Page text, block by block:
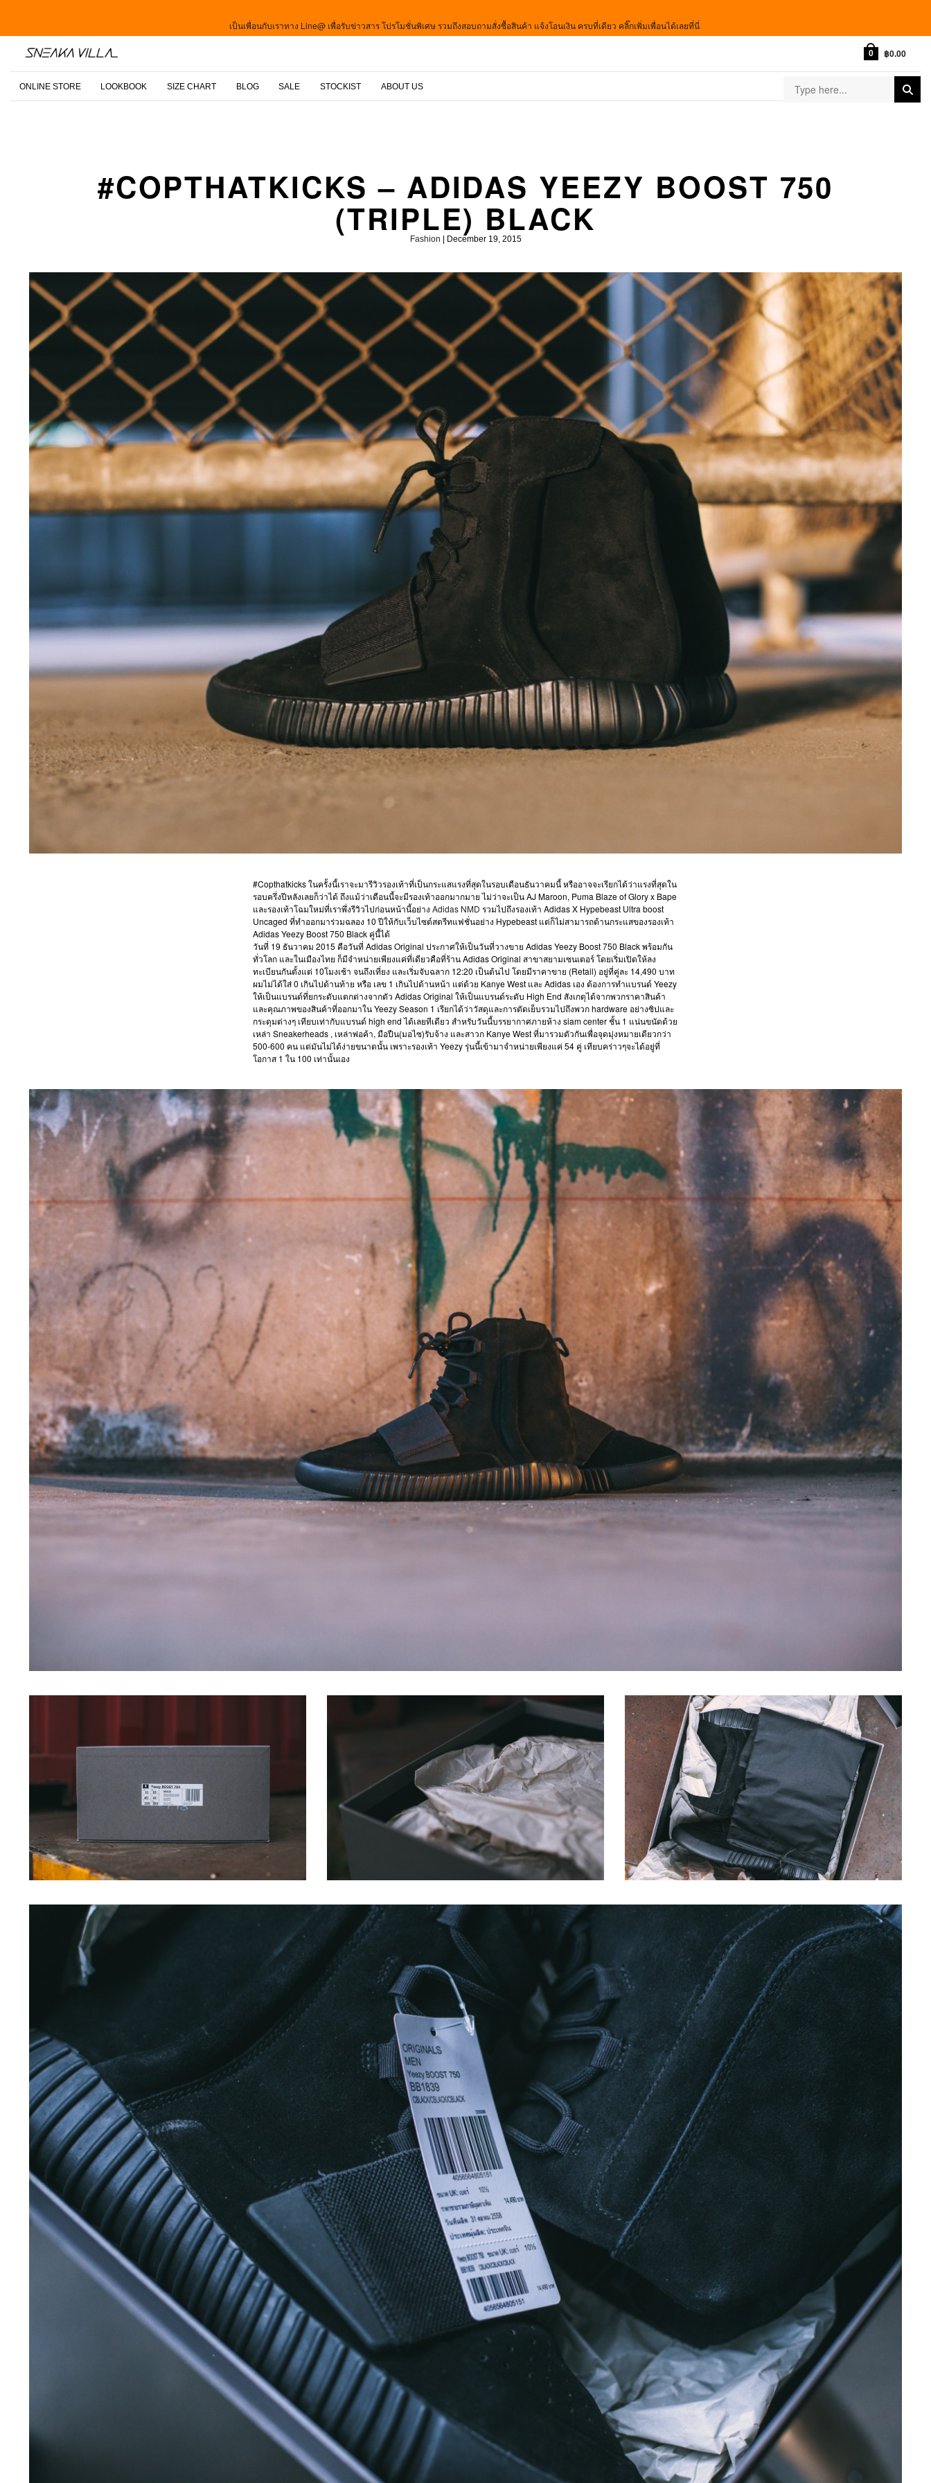
เป็นเพื่อนกับเราทาง Line@ เพื่อรับข่าวสาร โปรโมชั่นพิเศษ รวมถึงสอบถามสั่งซื้อสินค้า แจ้งโอนเงิน ครบที่เดียว คลิ๊กเพิ่มเพื่อนได้เลยที่นี่
0 ฿0.00
ONLINE STORE LOOKBOOK SIZE CHART BLOG SALE STOCKIST ABOUT US
#COPTHATKICKS – ADIDAS YEEZY BOOST 750
(TRIPLE) BLACK
Fashion | December 19, 2015
#Copthatkicks ในครั้งนี้เราจะมารีวิวรองเท้าที่เป็นกระแสแรงที่สุดในรอบเดือนธันวาคมนี้ หรืออาจจะเรียกได้ว่าแรงที่สุดใน
รอบครึ่งปีหลังเลยก็ว่าได้ ถึงแม้ว่าเดือนนี้จะมีรองเท้าออกมากมาย ไม่ว่าจะเป็น AJ Maroon, Puma Blaze of Glory x Bape
และรองเท้าโฉมใหม่ที่เราพึ่งรีวิวไปก่อนหน้านี้อย่าง Adidas NMD รวมไปถึงรองเท้า Adidas X Hypebeast Ultra boost
Uncaged ที่ทำออกมาร่วมฉลอง 10 ปีให้กับเว็บไซต์สตรีทแฟชั่นอย่าง Hypebeast แต่ก็ไม่สามารถต้านกระแสของรองเท้า
Adidas Yeezy Boost 750 Black คู่นี้ได้
วันที่ 19 ธันวาคม 2015 คือวันที่ Adidas Original ประกาศให้เป็นวันที่วางขาย Adidas Yeezy Boost 750 Black พร้อมกัน
ทั่วโลก และในเมืองไทย ก็มีจำหน่ายเพียงแค่ที่เดียวคือที่ร้าน Adidas Original สาขาสยามเซนเตอร์ โดยเริ่มเปิดให้ลง
ทะเบียนกันตั้งแต่ 10โมงเช้า จนถึงเที่ยง และเริ่มจับฉลาก 12:20 เป็นต้นไป โดยมีราคาขาย (Retail) อยู่ที่คู่ละ 14,490 บาท
ผมไม่ได้ใส่ 0 เกินไปด้านท้าย หรือ เลข 1 เกินไปด้านหน้า แต่ด้วย Kanye West และ Adidas เอง ต้องการทำแบรนด์ Yeezy
ให้เป็นแบรนด์ที่ยกระดับแตกต่างจากตัว Adidas Original ให้เป็นแบรนด์ระดับ High End สังเกตุได้จากพวกราคาสินค้า
และคุณภาพของสินค้าที่ออกมาใน Yeezy Season 1 เรียกได้ว่าวัสดุและการตัดเย็บรวมไปถึงพวก hardware อย่างซิปและ
กระดุมต่างๆ เทียบเท่ากับแบรนด์ high end ได้เลยทีเดียว สำหรับวันนี้บรรยากาศภายห้าง siam center ชั้น 1 แน่นขนัดด้วย
เหล่า Sneakerheads , เหล่าพ่อค้า, มือปืน(มอไซ)รับจ้าง และสาวก Kanye West ที่มารวมตัวกันเพื่อจุดมุ่งหมายเดียวกว่า
500-600 คน แต่มันไม่ได้ง่ายขนาดนั้น เพราะรองเท้า Yeezy รุ่นนี้เข้ามาจำหน่ายเพียงแค่ 54 คู่ เทียบคร่าวๆจะได้อยู่ที่
โอกาส 1 ใน 100 เท่านั้นเอง